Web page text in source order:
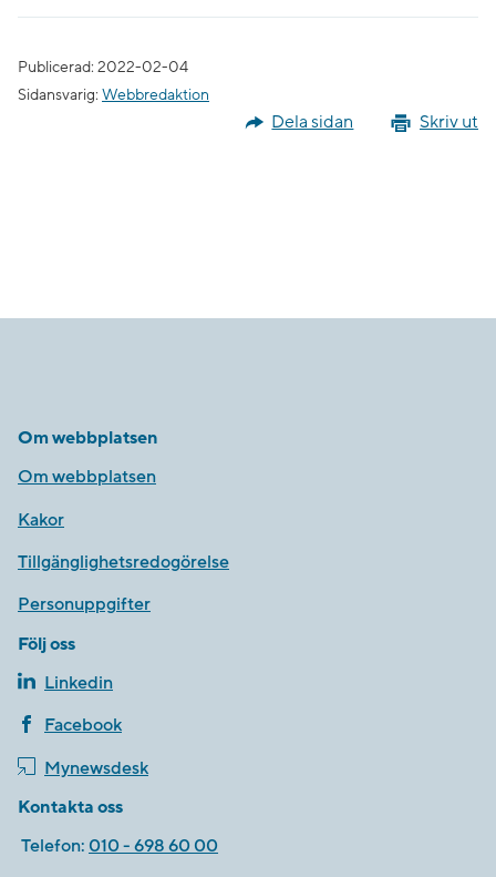
Publicerad: 2022-02-04
Sidansvarig: Webbredaktion
Skriv ut
Dela sidan
Om webbplatsen
Om webbplatsen
Kakor
Tillgänglighetsredogörelse
Personuppgifter
Följ oss
Linkedin
Facebook
Mynewsdesk
Kontakta oss
Telefon: 010 - 698 60 00